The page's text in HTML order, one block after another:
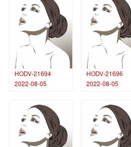
HODV-21694
2022-08-05
HODV-21696
2022-08-05